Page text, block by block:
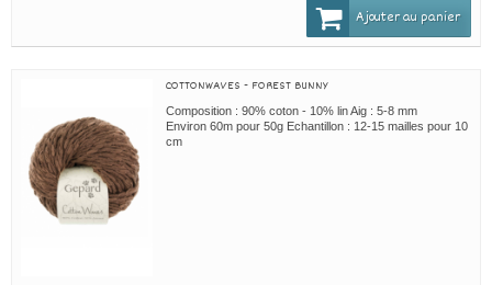
Ajouter au panier
COTTONWAVES - FOREST BUNNY
Composition : 90% coton - 10% lin Aig : 5-8 mm
Environ 60m pour 50g Echantillon : 12-15 mailles pour 10
cm